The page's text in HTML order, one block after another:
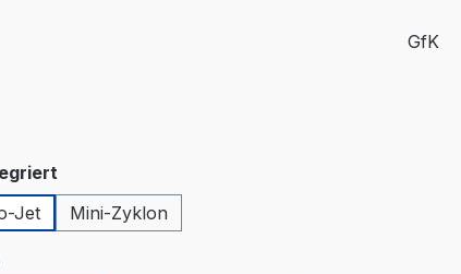
GfK
ist zurzeit nicht verfügbar.)
Jet Mini-Zyklon
auswählen